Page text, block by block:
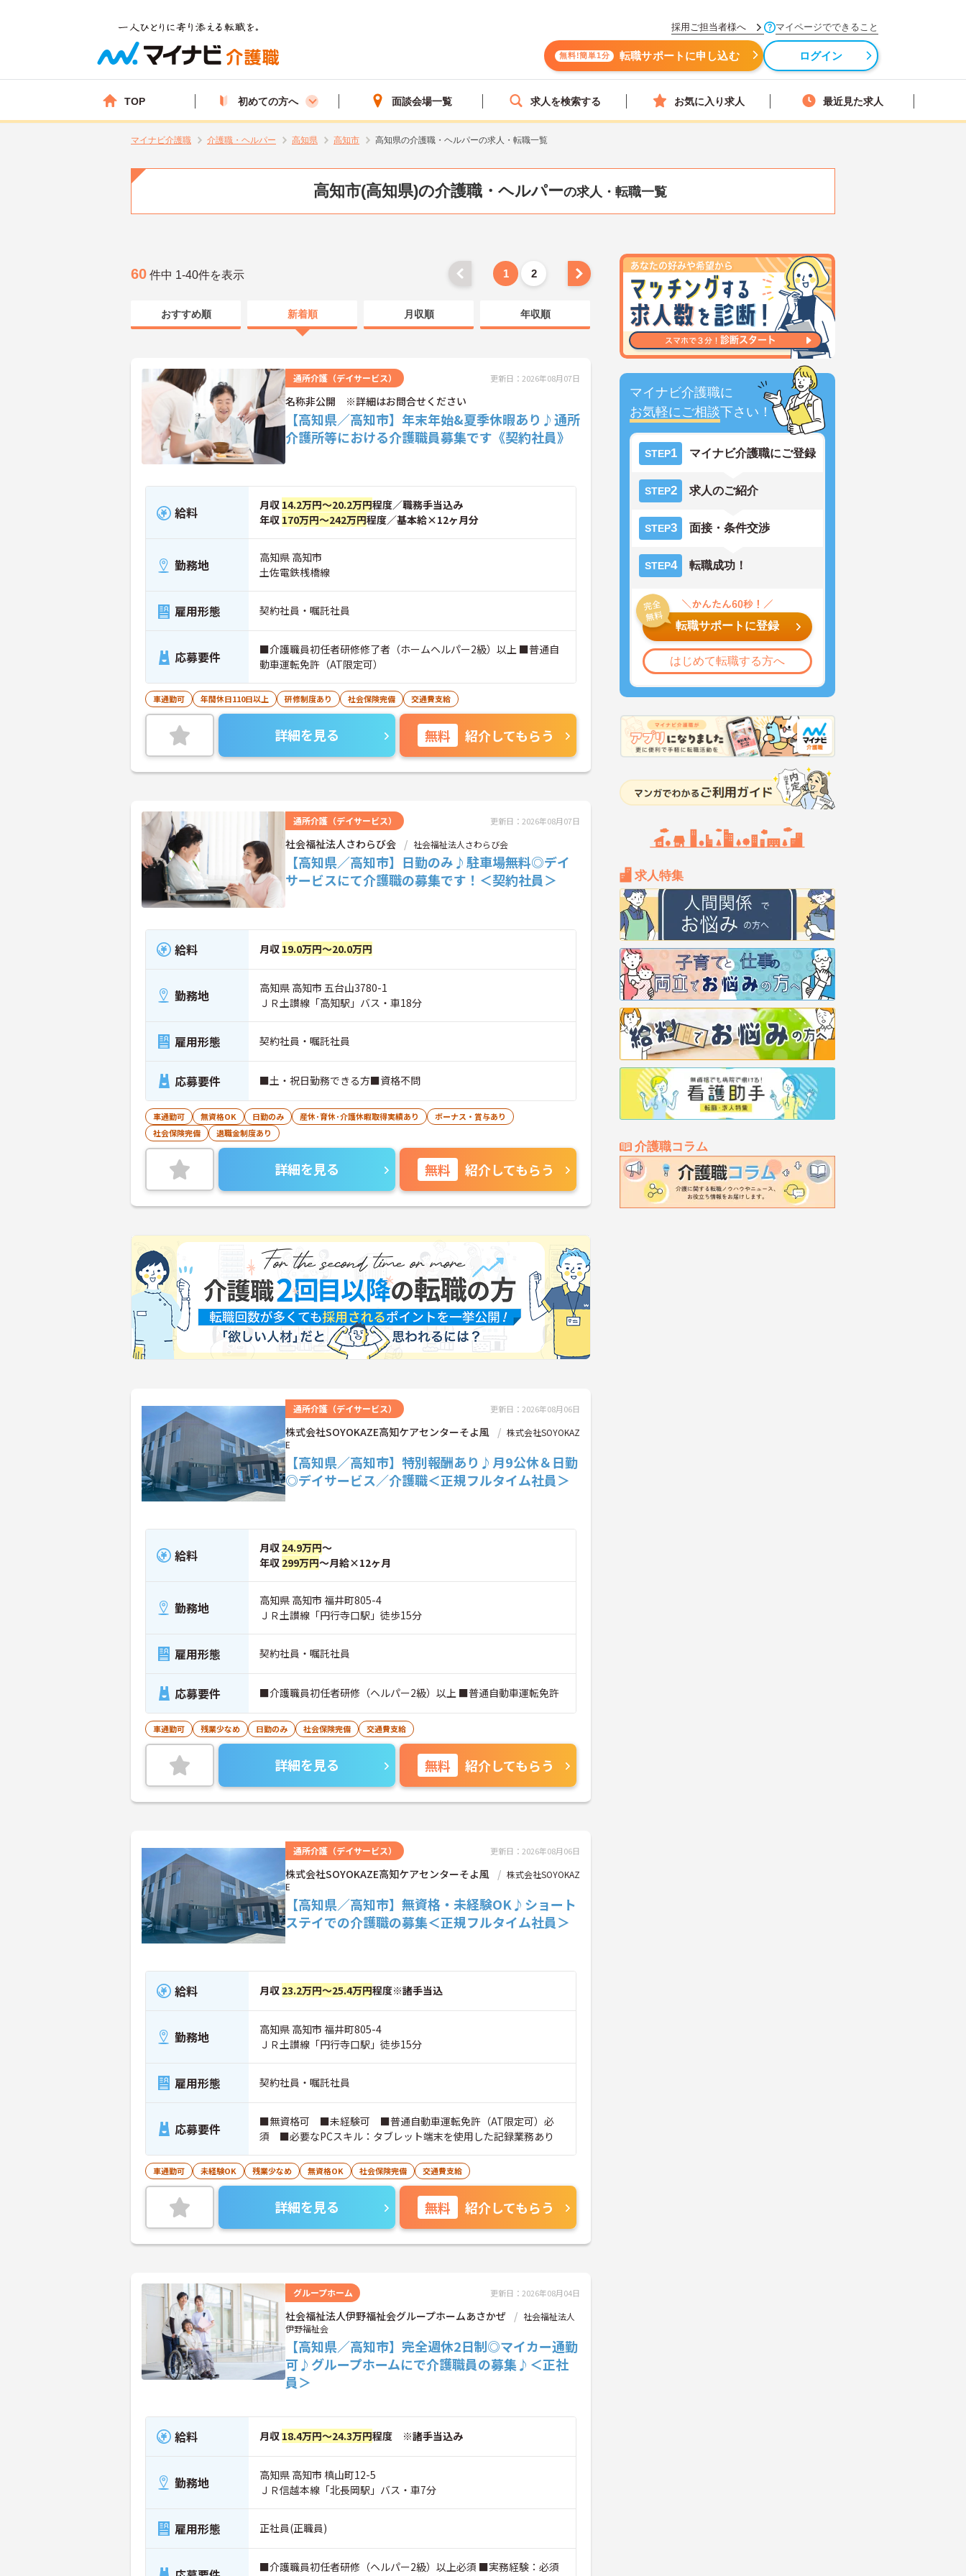
採用ご担当者様へ マイページでできること
無料!簡単1分 転職サポートに申し込む ログイン
TOP 初めての方へ 面談会場一覧 求人を検索する お気に入り求人 最近見た求人
マイナビ介護職 介護職・ヘルパー 高知県 高知市 高知県の介護職・ヘルパーの求人・転職一覧
高知市(高知県)の介護職・ヘルパーの求人・転職一覧
マイナビ介護職に
お気軽にご相談下さい！
STEP1 マイナビ介護職にご登録
STEP2 求人のご紹介
STEP3 面接・条件交渉
STEP4 転職成功！
転職サポートに登録
はじめて転職する方へ
求人特集
介護職コラム
60 件中 1-40件を表示 1 2
おすすめ順 新着順 月収順 年収順
通所介護（デイサービス） 更新日：2026年08月07日
名称非公開 ※詳細はお問合せください
【高知県／高知市】年末年始&夏季休暇あり♪通所
介護所等における介護職員募集です《契約社員》
給料 月収 14.2万円～20.2万円程度／職務手当込み
年収 170万円～242万円程度／基本給×12ヶ月分
勤務地
高知県 高知市
土佐電鉄桟橋線
雇用形態 契約社員・嘱託社員
応募要件
■介護職員初任者研修修了者（ホームヘルパー2級）以上 ■普通自
動車運転免許（AT限定可）
車通勤可 年間休日110日以上 研修制度あり 社会保険完備 交通費支給
詳細を見る 無料 紹介してもらう
通所介護（デイサービス） 更新日：2026年08月07日
社会福祉法人さわらび会 社会福祉法人さわらび会
【高知県／高知市】日勤のみ♪駐車場無料◎デイ
サービスにて介護職の募集です！＜契約社員＞
給料 月収 19.0万円～20.0万円
勤務地
高知県 高知市 五台山3780-1
ＪＲ土讃線「高知駅」バス・車18分
雇用形態 契約社員・嘱託社員
応募要件 ■土・祝日勤務できる方■資格不問
車通勤可 無資格OK 日勤のみ 産休･育休･介護休暇取得実績あり
ボーナス・賞与あり
社会保険完備
退職金制度あり
詳細を見る 無料 紹介してもらう
通所介護（デイサービス） 更新日：2026年08月06日
株式会社SOYOKAZE高知ケアセンターそよ風
株式会社SOYOKAZ
E
【高知県／高知市】特別報酬あり♪月9公休＆日勤
◎デイサービス／介護職＜正規フルタイム社員＞
給料 月収 24.9万円～
年収 299万円～月給×12ヶ月
勤務地
高知県 高知市 福井町805-4
ＪＲ土讃線「円行寺口駅」徒歩15分
雇用形態 契約社員・嘱託社員
応募要件 ■介護職員初任者研修（ヘルパー2級）以上 ■普通自動車運転免許
車通勤可 残業少なめ 日勤のみ 社会保険完備 交通費支給
詳細を見る 無料 紹介してもらう
通所介護（デイサービス） 更新日：2026年08月06日
株式会社SOYOKAZE高知ケアセンターそよ風
株式会社SOYOKAZ
E
【高知県／高知市】無資格・未経験OK♪ショート
ステイでの介護職の募集＜正規フルタイム社員＞
給料 月収 23.2万円～25.4万円程度※諸手当込
勤務地
高知県 高知市 福井町805-4
ＪＲ土讃線「円行寺口駅」徒歩15分
雇用形態 契約社員・嘱託社員
応募要件
■無資格可 ■未経験可 ■普通自動車運転免許（AT限定可）必
須 ■必要なPCスキル：タブレット端末を使用した記録業務あり
車通勤可 未経験OK 残業少なめ 無資格OK 社会保険完備 交通費支給
詳細を見る 無料 紹介してもらう
グループホーム 更新日：2026年08月04日
社会福祉法人伊野福祉会グループホームあさかぜ
社会福祉法人
伊野福祉会
【高知県／高知市】完全週休2日制◎マイカー通勤
可♪グループホームにで介護職員の募集♪＜正社
員＞
給料 月収 18.4万円～24.3万円程度 ※諸手当込み
勤務地
高知県 高知市 槙山町12-5
ＪＲ信越本線「北長岡駅」バス・車7分
雇用形態 正社員(正職員)
■介護職員初任者研修（ヘルパー2級）以上必須 ■実務経験：必須